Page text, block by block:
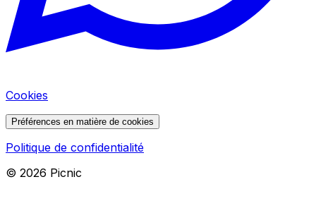
Cookies
Préférences en matière de cookies
Politique de confidentialité
© 2026 Picnic